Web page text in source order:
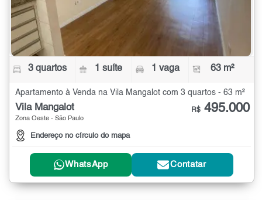
3 quartos 1 suíte 1 vaga 63 m²
Apartamento à Venda na Vila Mangalot com 3 quartos - 63 m²
Vila Mangalot
Zona Oeste - São Paulo
Endereço no círculo do mapa
R$ 495.000
WhatsApp Contatar